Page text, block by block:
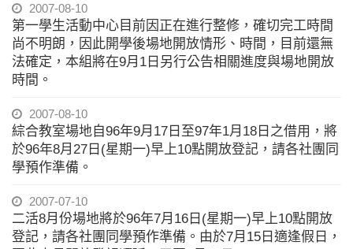
2007-08-10
第一學生活動中心目前因正在進行整修，確切完工時間
尚不明朗，因此開學後場地開放情形、時間，目前還無
法確定，本組將在9月1日另行公告相關進度與場地開放
時間。
2007-08-10
綜合教室場地自96年9月17日至97年1月18日之借用，將
於96年8月27日(星期一)早上10點開放登記，請各社團同
學預作準備。
2007-07-10
二活8月份場地將於96年7月16日(星期一)早上10點開放
登記，請各社團同學預作準備。由於7月15日適逢假日，